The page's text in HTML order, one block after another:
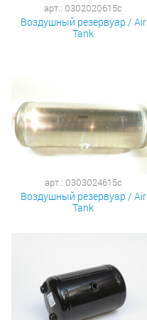
арт.: 0302020615c
Воздушный резервуар / Air
Tank
арт.: 0303024615c
Воздушный резервуар / Air
Tank